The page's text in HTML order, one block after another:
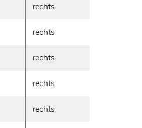
rechts
rechts
rechts
rechts
rechts